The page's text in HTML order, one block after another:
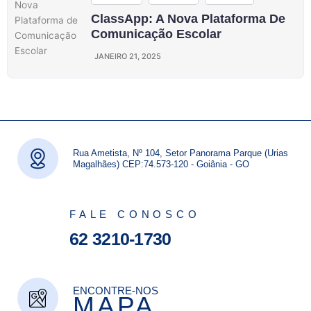
ClassApp: A Nova Plataforma De
Comunicação Escolar
JANEIRO 21, 2025
Rua Ametista, Nº 104, Setor Panorama Parque (Urias
Magalhães) CEP:74.573-120 - Goiânia - GO
FALE CONOSCO
62 3210-1730
ENCONTRE-NOS